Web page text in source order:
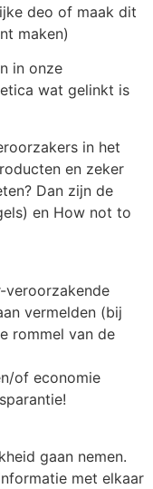
deo of maak dit
maken)
in onze
wat gelinkt is
in het
en zeker
Dan zijn de
en How not to
veroorzakende
vermelden (bij
rommel van de
of economie
gaan nemen.
met elkaar